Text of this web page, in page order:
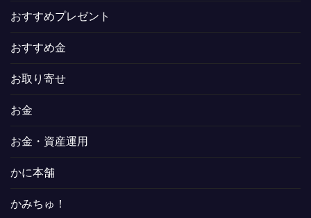
おすすめプレゼント
おすすめ金
お取り寄せ
お金
お金・資産運用
かに本舗
かみちゅ！